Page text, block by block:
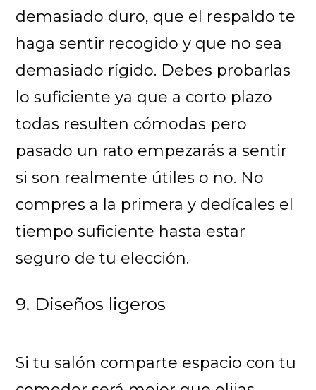
demasiado duro, que el respaldo te
haga sentir recogido y que no sea
demasiado rígido. Debes probarlas
lo suficiente ya que a corto plazo
todas resulten cómodas pero
pasado un rato empezarás a sentir
si son realmente útiles o no. No
compres a la primera y dedícales el
tiempo suficiente hasta estar
seguro de tu elección.
9. Diseños ligeros
Si tu salón comparte espacio con tu